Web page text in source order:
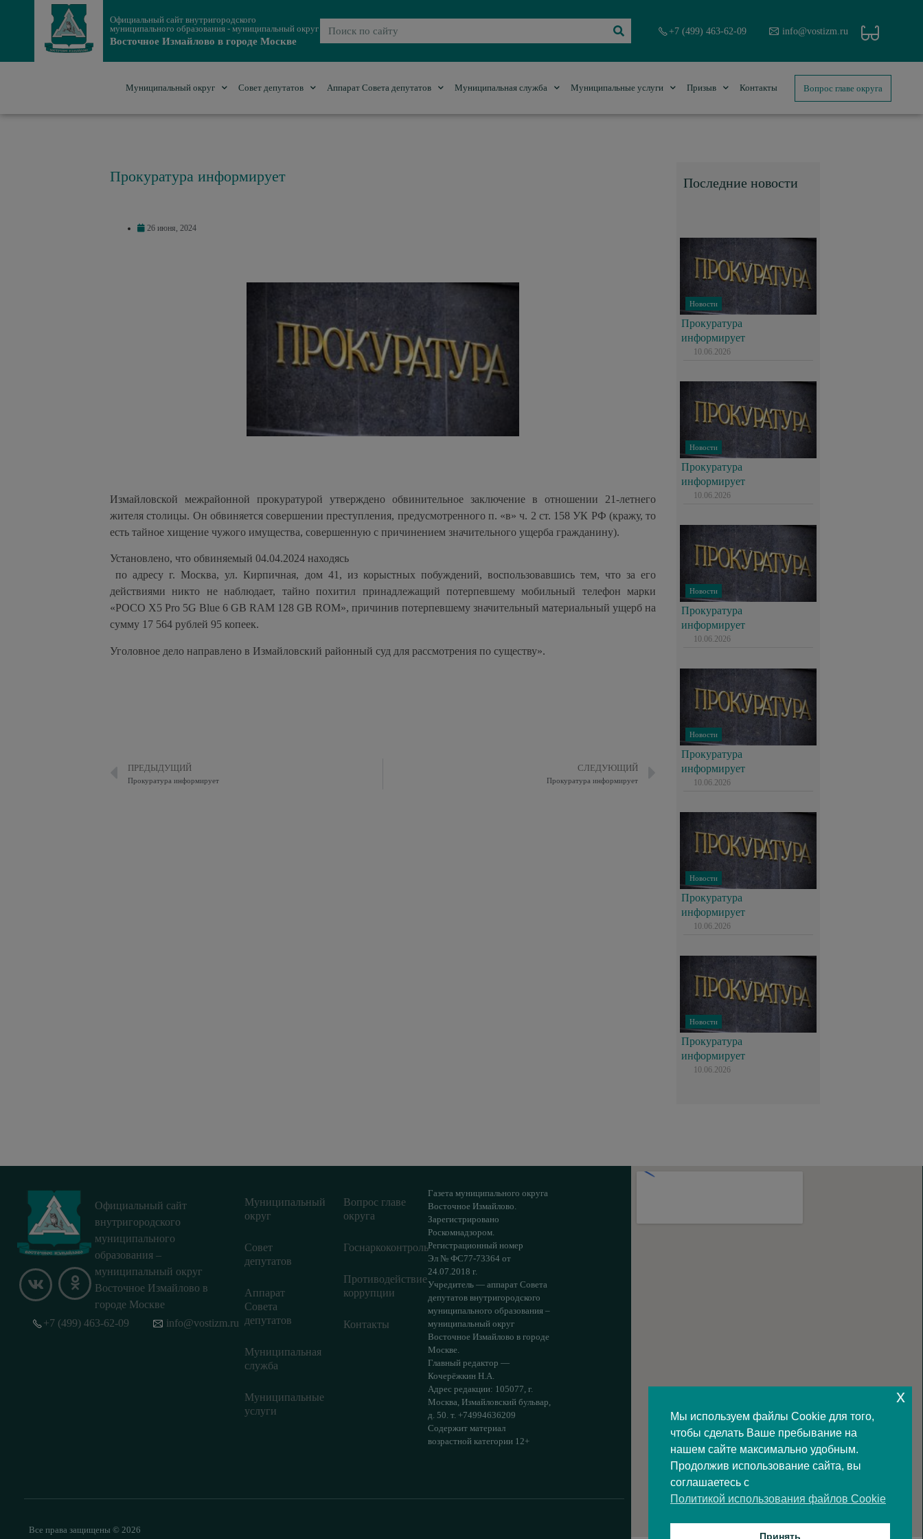
Официальный сайт внутригородского
муниципального образования - муниципальный округ
Восточное Измайлово в городе Москве
+7 (499) 463-62-09 info@vostizm.ru
Муниципальный округ Совет депутатов Аппарат Совета депутатов Муниципальная служба Муниципальные услуги Призыв Контакты Вопрос главе округа
Прокуратура информирует
26 июня, 2024
Измайловской межрайонной прокуратурой утверждено обвинительное заключение в отношении 21-летнего
жителя столицы. Он обвиняется совершении преступления, предусмотренного п. «в» ч. 2 ст. 158 УК РФ (кражу, то
есть тайное хищение чужого имущества, совершенную с причинением значительного ущерба гражданину).
Установлено, что обвиняемый 04.04.2024 находясь
по адресу г. Москва, ул. Кирпичная, дом 41, из корыстных побуждений, воспользовавшись тем, что за его
действиями никто не наблюдает, тайно похитил принадлежащий потерпевшему мобильный телефон марки
«POCO X5 Pro 5G Blue 6 GB RAM 128 GB ROM», причинив потерпевшему значительный материальный ущерб на
сумму 17 564 рублей 95 копеек.
Уголовное дело направлено в Измайловский районный суд для рассмотрения по существу».
ПРЕДЫДУЩИЙ
Прокуратура информирует
СЛЕДУЮЩИЙ
Прокуратура информирует
Последние новости
Новости
Прокуратура
информирует
10.06.2026
Новости
Прокуратура
информирует
10.06.2026
Новости
Прокуратура
информирует
10.06.2026
Новости
Прокуратура
информирует
10.06.2026
Новости
Прокуратура
информирует
10.06.2026
Новости
Прокуратура
информирует
10.06.2026
Официальный сайт
внутригородского
муниципального
образования –
муниципальный округ
Восточное Измайлово в
городе Москве
Муниципальный
округ
Совет
депутатов
Аппарат
Совета
депутатов
Муниципальная
служба
Муниципальные
услуги
Вопрос главе
округа
Госнаркоконтроль
Противодействие
коррупции
Контакты
Газета муниципального округа
Восточное Измайлово.
Зарегистрировано
Роскомнадзором.
Регистрационный номер
Эл № ФС77-73364 от
24.07.2018 г.
Учредитель — аппарат Совета
депутатов внутригородского
муниципального образования –
муниципальный округ
Восточное Измайлово в городе
Москве.
Главный редактор —
Кочерёжкин Н.А.
Адрес редакции: 105077, г.
Москва, Измайловский бульвар,
д. 50. т. +74994636209
Содержит материал
возрастной категории 12+
+7 (499) 463-62-09 info@vostizm.ru
Все права защищены © 2026
Мы используем файлы Cookie для того,
чтобы сделать Ваше пребывание на
нашем сайте максимально удобным.
Продолжив использование сайта, вы
соглашаетесь с
Политикой использования файлов Cookie
Принять
x